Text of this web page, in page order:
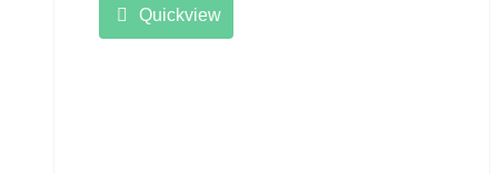
Quickview